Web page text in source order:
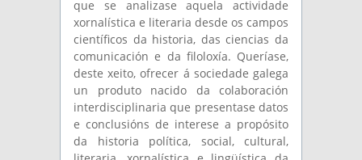
que se analizase aquela actividade
xornalística e literaria desde os campos
científicos da historia, das ciencias da
comunicación e da filoloxía. Queríase,
deste xeito, ofrecer á sociedade galega
un produto nacido da colaboración
interdisciplinaria que presentase datos
e conclusións de interese a propósito
da historia política, social, cultural,